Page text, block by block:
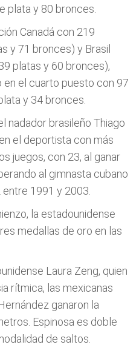
plata y 80 bronces.
Canadá con 219
y 71 bronces) y Brasil
platas y 60 bronces),
en el cuarto puesto con 97
y 34 bronces.
nadador brasileño Thiago
el deportista con más
juegos, con 23, al ganar
al gimnasta cubano
1991 y 2003.
la estadounidense
medallas de oro en las
Laura Zeng, quien
rítmica, las mexicanas
ganaron la
Espinosa es doble
de saltos.